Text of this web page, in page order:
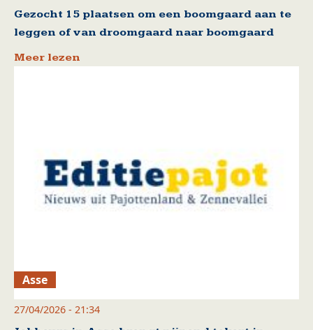
Gezocht 15 plaatsen om een boomgaard aan te
leggen of van droomgaard naar boomgaard
Meer lezen
Asse
27/04/2026 - 21:34